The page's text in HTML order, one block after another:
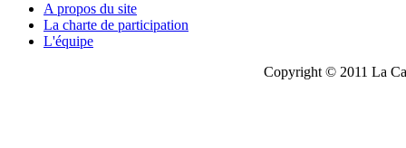
A propos du site
La charte de participation
L'équipe
Copyright © 2011 La